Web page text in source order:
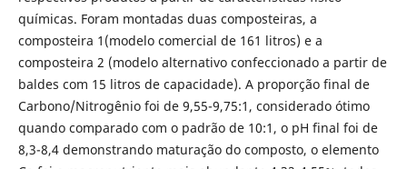
químicas. Foram montadas duas composteiras, a
composteira 1(modelo comercial de 161 litros) e a
composteira 2 (modelo alternativo confeccionado a partir de
baldes com 15 litros de capacidade). A proporção final de
Carbono/Nitrogênio foi de 9,55-9,75:1, considerado ótimo
quando comparado com o padrão de 10:1, o pH final foi de
8,3-8,4 demonstrando maturação do composto, o elemento